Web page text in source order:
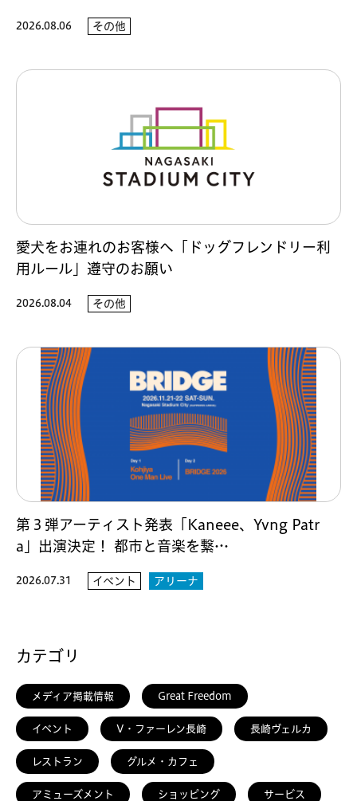
2026.08.06 その他
愛犬をお連れのお客様へ「ドッグフレンドリー利
用ルール」遵守のお願い
2026.08.04 その他
第３弾アーティスト発表「Kaneee、Yvng Patr
a」出演決定！ 都市と音楽を繋…
2026.07.31 イベント アリーナ
カテゴリ
メディア掲載情報 Great Freedom
イベント V・ファーレン長崎 長崎ヴェルカ
レストラン グルメ・カフェ
アミューズメント ショッピング サービス